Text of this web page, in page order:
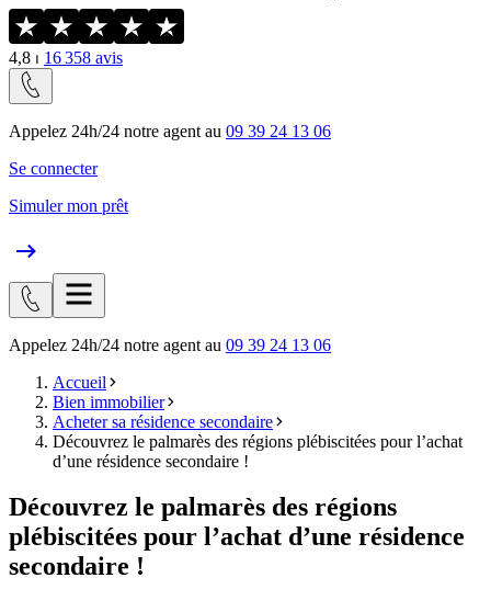
4,8 ⏐ 16 358 avis
Appelez 24h/24 notre agent au 09 39 24 13 06
Se connecter
Simuler mon prêt
Appelez 24h/24 notre agent au 09 39 24 13 06
Accueil
Bien immobilier
Acheter sa résidence secondaire
Découvrez le palmarès des régions plébiscitées pour l’achat
d’une résidence secondaire !
Découvrez le palmarès des régions
plébiscitées pour l’achat d’une résidence
secondaire !